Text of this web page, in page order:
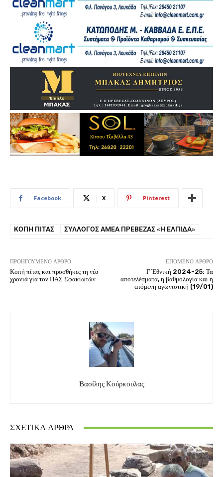
Facebook X Pinterest
ΚΟΠΉ ΠΊΤΑΣ ΣΎΛΛΟΓΟΣ ΑΜΕΑ ΠΡΈΒΕΖΑΣ «Η ΕΛΠΊΔΑ»
ΠΡΟΗΓΟΎΜΕΝΟ ΆΡΘΡΟ
Κοπή πίτας και προσθήκες τη νέα
χρονιά για τον ΠΑΣ Σφακιωτών
ΕΠΌΜΕΝΟ ΆΡΘΡΟ
Γ΄Εθνική 2024-25: Τα
αποτελέσματα, η βαθμολογία και η
επόμενη αγωνιστική (19/01)
Βασίλης Κούρκουλας
ΣΧΕΤΙΚΆ ΆΡΘΡΑ